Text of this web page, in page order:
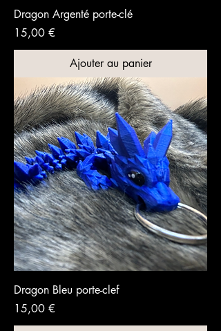
Dragon Argenté porte-clé
Prix
15,00 €
Ajouter au panier
Dragon Bleu porte-clef
Prix
15,00 €